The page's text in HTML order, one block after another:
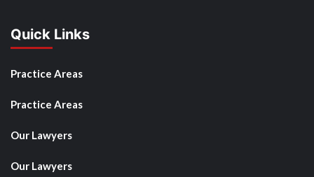
Quick Links
Practice Areas
Practice Areas
Our Lawyers
Our Lawyers